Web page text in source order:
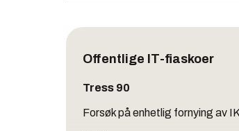
Offentlige IT-fiaskoer
Tress 90
Forsøk på enhetlig fornying av